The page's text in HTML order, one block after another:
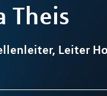
Theis
Leiter